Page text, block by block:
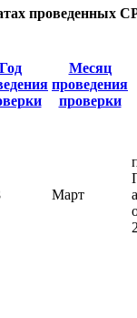
проведенных
Год
Месяц
проведения
проверки
Март